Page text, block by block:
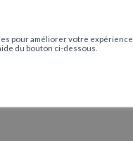
pour améliorer votre
du bouton ci-dessous.